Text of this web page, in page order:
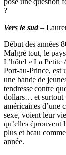
?
Vers le sud–
Début des années
Malgré tout, le
L’hôtel « La Petite
Port-au-Prince, est
une bande de
tendresse contre
dollars… et surtout
américaines d’une
sexe, voient leur
qu’elles éprouvent
plus et beau
année.